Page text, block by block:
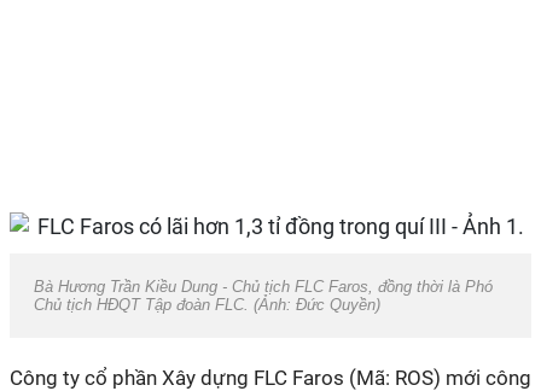
Bà Hương Trần Kiều Dung - Chủ tịch FLC Faros, đồng thời là Phó
Chủ tịch HĐQT Tập đoàn FLC. (Ảnh: Đức Quyền)
Công ty cổ phần Xây dựng FLC Faros (Mã: ROS) mới công